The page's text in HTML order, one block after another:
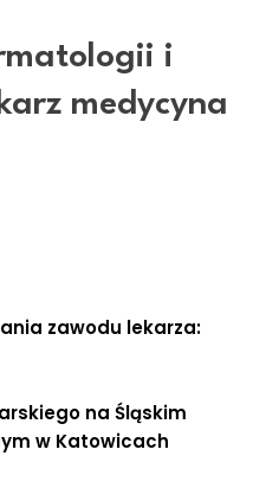
i
medycyna
zawodu lekarza:
na Śląskim
w Katowicach